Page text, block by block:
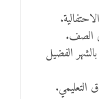
الصف.
الفضيل
التعليمي.